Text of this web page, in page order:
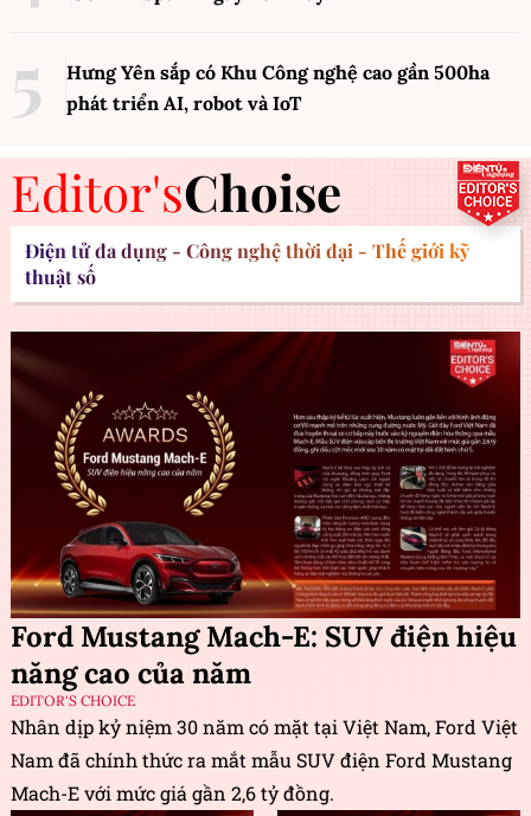
Hưng Yên sắp có Khu Công nghệ cao gần 500ha
phát triển AI, robot và IoT
Editor'sChoise
Điện tử đa dụng - Công nghệ thời đại - Thế giới kỹ
thuật số
Ford Mustang Mach-E: SUV điện hiệu
năng cao của năm
EDITOR'S CHOICE
Nhân dịp kỷ niệm 30 năm có mặt tại Việt Nam, Ford Việt
Nam đã chính thức ra mắt mẫu SUV điện Ford Mustang
Mach-E với mức giá gần 2,6 tỷ đồng.